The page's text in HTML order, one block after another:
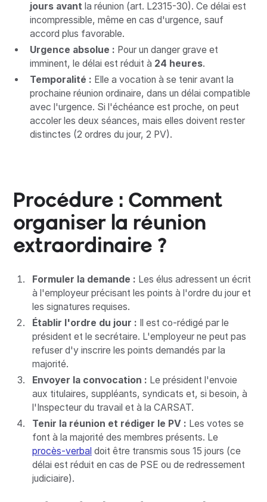
jours avant la réunion (art. L2315-30). Ce délai est
incompressible, même en cas d'urgence, sauf
accord plus favorable.
Urgence absolue : Pour un danger grave et
imminent, le délai est réduit à 24 heures.
Temporalité : Elle a vocation à se tenir avant la
prochaine réunion ordinaire, dans un délai compatible
avec l'urgence. Si l'échéance est proche, on peut
accoler les deux séances, mais elles doivent rester
distinctes (2 ordres du jour, 2 PV).
Procédure : Comment
organiser la réunion
extraordinaire ?
Formuler la demande : Les élus adressent un écrit
à l'employeur précisant les points à l'ordre du jour et
les signatures requises.
Établir l'ordre du jour : Il est co-rédigé par le
président et le secrétaire. L'employeur ne peut pas
refuser d'y inscrire les points demandés par la
majorité.
Envoyer la convocation : Le président l'envoie
aux titulaires, suppléants, syndicats et, si besoin, à
l'Inspecteur du travail et à la CARSAT.
Tenir la réunion et rédiger le PV : Les votes se
font à la majorité des membres présents. Le
procès-verbal doit être transmis sous 15 jours (ce
délai est réduit en cas de PSE ou de redressement
judiciaire).